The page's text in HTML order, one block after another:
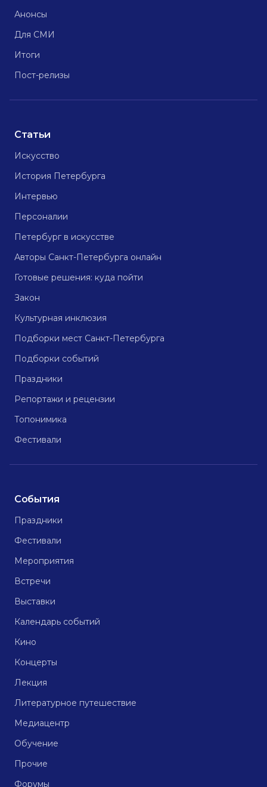
Анонсы
Для СМИ
Итоги
Пост-релизы
Статьи
Искусство
История Петербурга
Интервью
Персоналии
Петербург в искусстве
Авторы Санкт-Петербурга онлайн
Готовые решения: куда пойти
Закон
Культурная инклюзия
Подборки мест Санкт-Петербурга
Подборки событий
Праздники
Репортажи и рецензии
Топонимика
Фестивали
События
Праздники
Фестивали
Мероприятия
Встречи
Выставки
Календарь событий
Кино
Концерты
Лекция
Литературное путешествие
Медиацентр
Обучение
Прочие
Форумы